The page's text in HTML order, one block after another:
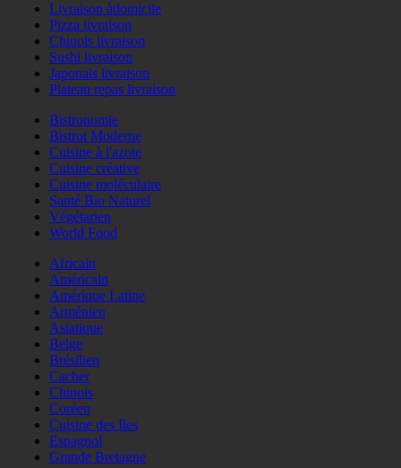
Livraison àdomicile
Pizza livraison
Chinois livraison
Sushi livraison
Japonais livraison
Plateau repas livraison
Bistronomie
Bistrot Moderne
Cuisine à l'azote
Cuisine créative
Cuisine moléculaire
Santé Bio Naturel
Végétarien
World Food
Africain
Américain
Amérique Latine
Arménien
Asiatique
Belge
Brésilien
Cacher
Chinois
Coréen
Cuisine des Iles
Espagnol
Grande Bretagne